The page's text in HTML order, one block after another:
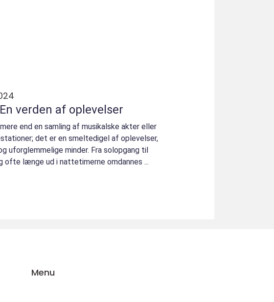
verden af oplevelser
end en samling af musikalske akter eller
det er en smeltedigel af oplevelser,
uforglemmelige minder. Fra solopgang til
ofte længe ud i nattetimerne omdannes ...
Menu